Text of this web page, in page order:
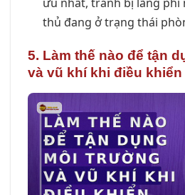
thủ đang ở trạng thái
5. Làm thế nào để tận
và vũ khí khi điều